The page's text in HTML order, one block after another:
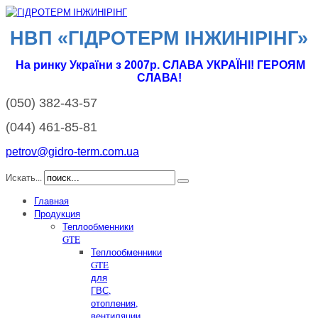
НВП «ГІДРОТЕРМ IНЖИНІРІНГ»
На ринку України з 2007р. СЛАВА УКРАЇНІ! ГЕРОЯМ
СЛАВА!
(050) 382-43-57
(044) 461-85-81
petrov@gidro-term.com.ua
Искать...
Главная
Продукция
Теплообменники
GTE
Теплообменники
GTE
для
ГВС,
отопления,